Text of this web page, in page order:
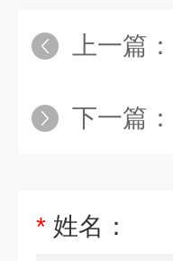
上一篇：
下一篇：
* 姓名：